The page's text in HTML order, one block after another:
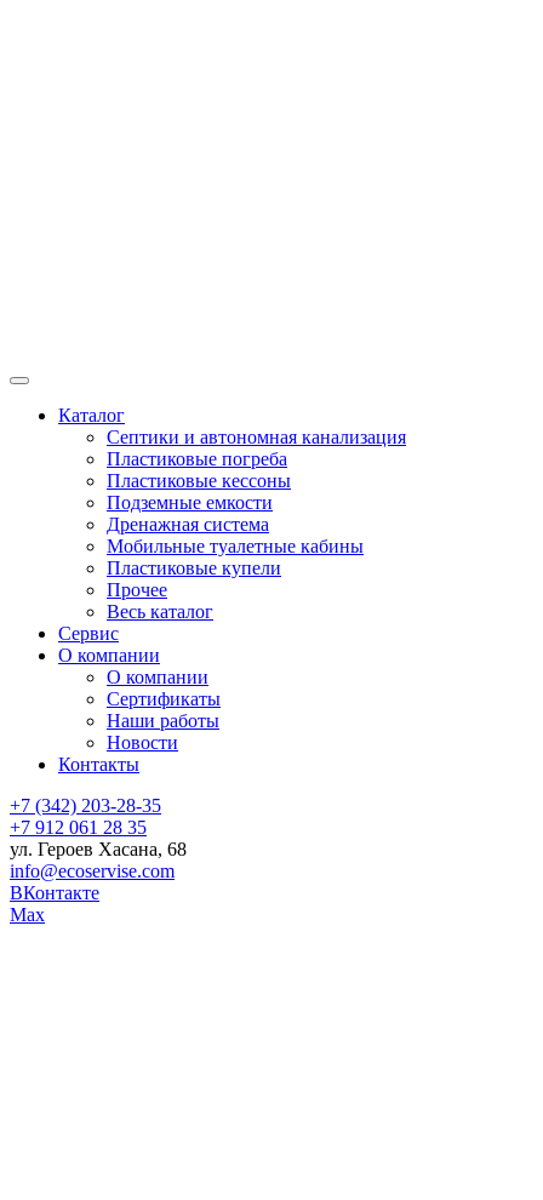
Каталог
Септики и автономная канализация
Пластиковые погреба
Пластиковые кессоны
Подземные емкости
Дренажная система
Мобильные туалетные кабины
Пластиковые купели
Прочее
Весь каталог
Сервис
О компании
О компании
Сертификаты
Наши работы
Новости
Контакты
+7 (342) 203-28-35
+7 912 061 28 35
ул. Героев Хасана, 68
info@ecoservise.com
ВКонтакте
Мах